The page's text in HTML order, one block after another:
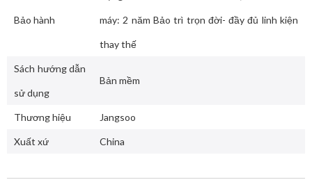
Bảo hành máy: 2 năm Bảo trì trọn đời- đầy đủ linh kiện
thay thế
Sách hướng dẫn
sử dụng
Bản mềm
Thương hiệu Jangsoo
Xuất xứ China